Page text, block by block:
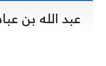
عبد الله بن